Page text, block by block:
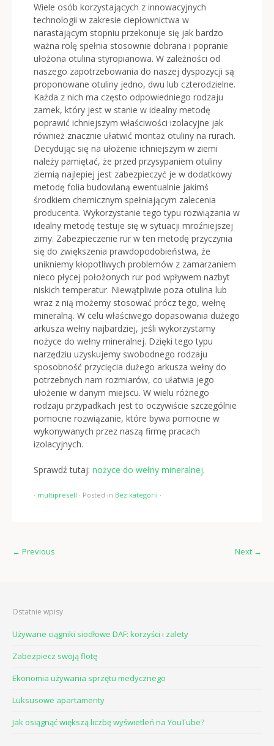
Wiele osób korzystających z innowacyjnych
technologii w zakresie ciepłownictwa w
narastającym stopniu przekonuje się jak bardzo
ważna rolę spełnia stosownie dobrana i popranie
ułożona otulina styropianowa. W zależności od
naszego zapotrzebowania do naszej dyspozycji są
proponowane otuliny jedno, dwu lub czterodzielne.
Każda z nich ma często odpowiedniego rodzaju
zamek, który jest w stanie w idealny metodę
poprawić ichniejszym właściwości izolacyjne jak
również znacznie ułatwić montaż otuliny na rurach.
Decydując się na ułożenie ichniejszym w ziemi
należy pamiętać, że przed przysypaniem otuliny
ziemią najlepiej jest zabezpieczyć je w dodatkowy
metodę folia budowlaną ewentualnie jakimś
środkiem chemicznym spełniającym zalecenia
producenta. Wykorzystanie tego typu rozwiązania w
idealny metodę testuje się w sytuacji mroźniejszej
zimy. Zabezpieczenie rur w ten metodę przyczynia
się do zwiększenia prawdopodobieństwa, że
unikniemy kłopotliwych problemów z zamarzaniem
nieco płycej położonych rur pod wpływem nazbyt
niskich temperatur. Niewątpliwie poza otulina lub
wraz z nią możemy stosować prócz tego, wełnę
mineralną. W celu właściwego dopasowania dużego
arkusza wełny najbardziej, jeśli wykorzystamy
nożyce do wełny mineralnej. Dzięki tego typu
narzędziu uzyskujemy swobodnego rodzaju
sposobność przycięcia dużego arkusza wełny do
potrzebnych nam rozmiarów, co ułatwia jego
ułożenie w danym miejscu. W wielu różnego
rodzaju przypadkach jest to oczywiście szczególnie
pomocne rozwiązanie, które bywa pomocne w
wykonywanych przez naszą firmę pracach
izolacyjnych.
Sprawdź tutaj: nożyce do wełny mineralnej.
· multipresell · Posted in Bez kategorii ·
← Previous Next →
Ostatnie wpisy
Używane ciągniki siodłowe DAF: korzyści i zalety
Zabezpiecz swoją flotę
Ekonomia używania sprzętu medycznego
Luksusowe apartamenty
Jak osiągnąć większą liczbę wyświetleń na YouTube?